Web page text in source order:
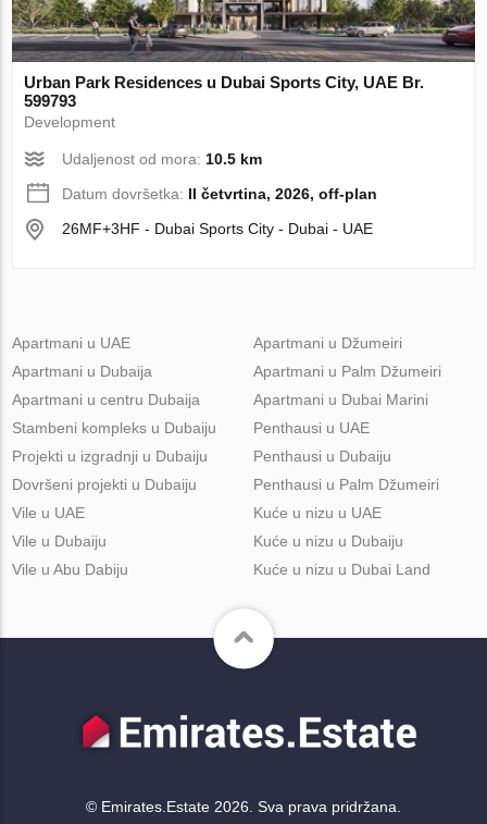
Urban Park Residences u Dubai Sports City, UAE Br.
599793
Development
Udaljenost od mora: 10.5 km
Datum dovršetka: II četvrtina, 2026, off-plan
26MF+3HF - Dubai Sports City - Dubai - UAE
Apartmani u UAE
Apartmani u Dubaija
Apartmani u centru Dubaija
Apartmani u Džumeiri
Apartmani u Palm Džumeiri
Apartmani u Dubai Marini
Stambeni kompleks u Dubaiju
Projekti u izgradnji u Dubaiju
Dovršeni projekti u Dubaiju
Penthausi u UAE
Penthausi u Dubaiju
Penthausi u Palm Džumeiri
Vile u UAE
Vile u Dubaiju
Vile u Abu Dabiju
Kuće u nizu u UAE
Kuće u nizu u Dubaiju
Kuće u nizu u Dubai Land
© Emirates.Estate 2026. Sva prava pridržana.